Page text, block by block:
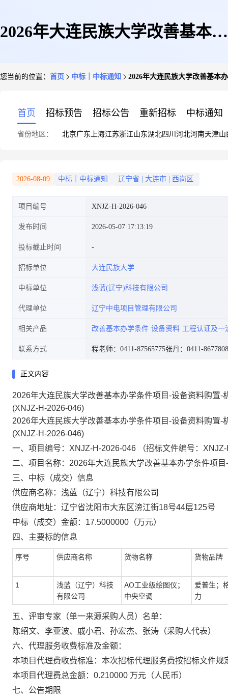
2026年大连民族大学改善基本办
设(二)中标结果公告(XNJZ-H-
2026-046)
您当前的位置： 首页 中标｜中标通知 2026年大连民族大学改善基本
首页 招标预告 招标公告 重新招标 中标通知
省份地区： 北京广东 上海江苏浙江山东湖北四川 河北河南天津山
2026-08-09 中标｜中标通知 辽宁省 大连市 西岗区
项目编号 XNJZ-H-2026-046
发布时间 2026-05-07 17:13:19
投标截止时间
招标单位 大连民族大学
中标单位 浅蓝(辽宁)科技有限公司
代理单位 辽宁中电项目管理有限公司
相关产品 改善基本办学条件 设备资料 工程认证及一
联系方式 程老师：0411-87565775张丹：0411-
正文内容
2026年大连民族大学改善基本办学条件项目-设备资料购置
(XNJZ-H-2026-046)
2026年大连民族大学改善基本办学条件项目-设备资料购置
(XNJZ-H-2026-046)
一、项目编号：XNJZ-H-2026-046
（招标文件编号：
二、项目名称：2026年大连民族大学改善基本办学条件项
三、中标（成交）信息
供应商名称：浅蓝（辽宁）科技有限公司
供应商地址：辽宁省沈阳市大东区滂江街18号44层125号
中标（成交）金额：17.5000000（万元）
四、主要标的信息
序号 供应商名称 货物名称 货物品牌
1
浅蓝（辽宁）科技
有限公司
AO工业级绘图仪；
中央空调
爱普生；
力
五、评审专家（单一来源采购人员）名单：
陈绍文、李亚波、戚小君、孙宏杰、张涛（采购人代表）
六、代理服务收费标准及金额：
本项目代理费收费标准：本次招标代理服务费按招标文件
本项目代理费总金额：0.210000 万元（人民币）
七、公告期限